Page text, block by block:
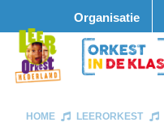
Organisatie
HOME LEERORKEST